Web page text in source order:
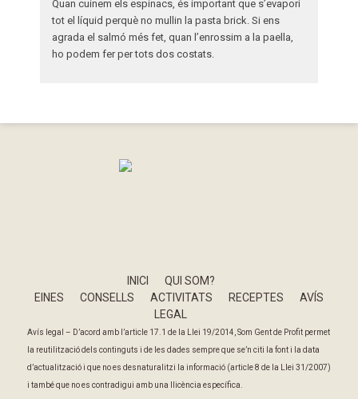
Quan cuinem els espinacs, és important que s’evapori
tot el líquid perquè no mullin la pasta brick. Si ens
agrada el salmó més fet, quan l’enrossim a la paella,
ho podem fer per tots dos costats.
INICI
QUI SOM?
EINES
CONSELLS ACTIVITATS RECEPTES
AVÍS
LEGAL
Avís legal – D’acord amb l’article 17.1 de la Llei 19/2014, Som Gent de Profit permet
la reutilització dels continguts i de les dades sempre que se’n citi la font i la data
d’actualització i que no es desnaturalitzi la informació (article 8 de la Llei 31/2007)
i també que no es contradigui amb una llicència específica.